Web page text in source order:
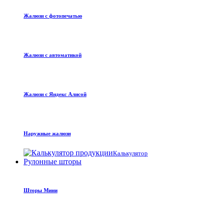
Жалюзи с фотопечатью
Жалюзи с автоматикой
Жалюзи с Яндекс Алисой
Наружные жалюзи
Калькулятор
Рулонные шторы
Шторы Мини